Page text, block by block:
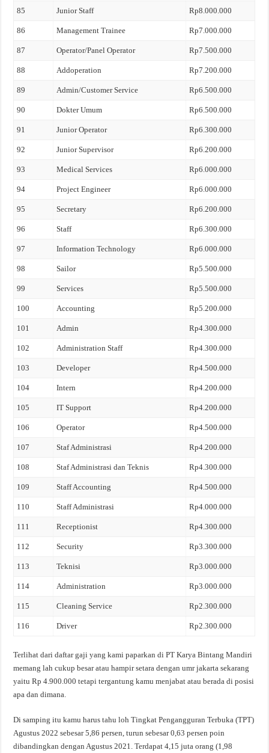
85 Junior Staff Rp8.000.000
86 Management Trainee Rp7.000.000
87 Operator/Panel Operator Rp7.500.000
88 Addoperation Rp7.200.000
89 Admin/Customer Service Rp6.500.000
90 Dokter Umum Rp6.500.000
91 Junior Operator Rp6.300.000
92 Junior Supervisor Rp6.200.000
93 Medical Services Rp6.000.000
94 Project Engineer Rp6.000.000
95 Secretary Rp6.200.000
96 Staff Rp6.300.000
97 Information Technology Rp6.000.000
98 Sailor Rp5.500.000
99 Services Rp5.500.000
100 Accounting Rp5.200.000
101 Admin Rp4.300.000
102 Administration Staff Rp4.300.000
103 Developer Rp4.500.000
104 Intern Rp4.200.000
105 IT Support Rp4.200.000
106 Operator Rp4.500.000
107 Staf Administrasi Rp4.200.000
108 Staf Administrasi dan Teknis Rp4.300.000
109 Staff Accounting Rp4.500.000
110 Staff Administrasi Rp4.000.000
111 Receptionist Rp4.300.000
112 Security Rp3.300.000
113 Teknisi Rp3.000.000
114 Administration Rp3.000.000
115 Cleaning Service Rp2.300.000
116 Driver Rp2.300.000
Terlihat dari daftar gaji yang kami paparkan di PT Karya Bintang Mandiri
memang lah cukup besar atau hampir setara dengan umr jakarta sekarang
yaitu Rp 4.900.000 tetapi tergantung kamu menjabat atau berada di posisi
apa dan dimana.
Di samping itu kamu harus tahu loh Tingkat Pengangguran Terbuka (TPT)
Agustus 2022 sebesar 5,86 persen, turun sebesar 0,63 persen poin
dibandingkan dengan Agustus 2021. Terdapat 4,15 juta orang (1,98